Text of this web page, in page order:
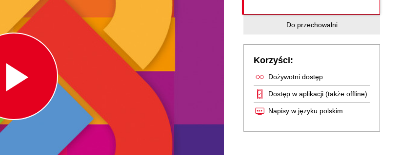
Play
Do przechowalni
Korzyści:
Dożywotni dostęp
Dostęp w aplikacji (także offline)
Napisy w języku polskim